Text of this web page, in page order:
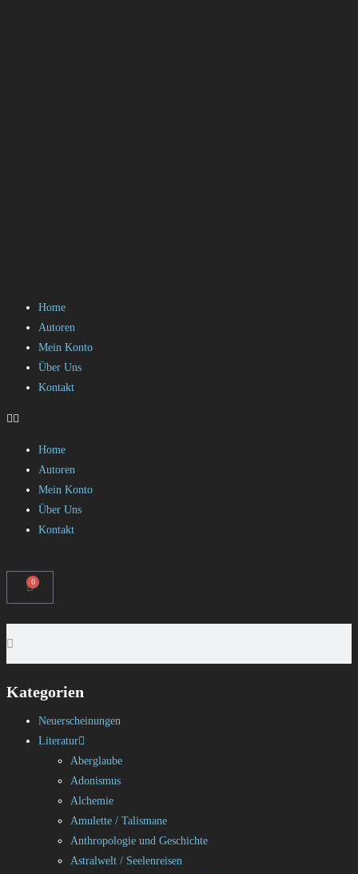
Home
Autoren
Mein Konto
Über Uns
Kontakt
Home
Autoren
Mein Konto
Über Uns
Kontakt
0
Kategorien
Neuerscheinungen
Literatur
Aberglaube
Adonismus
Alchemie
Amulette / Talismane
Anthropologie und Geschichte
Astralwelt / Seelenreisen